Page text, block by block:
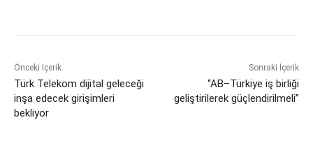
Önceki İçerik
​Türk Telekom dijital geleceği
inşa edecek girişimleri
bekliyor
Sonraki İçerik
​“AB–Türkiye iş birliği
geliştirilerek güçlendirilmeli”